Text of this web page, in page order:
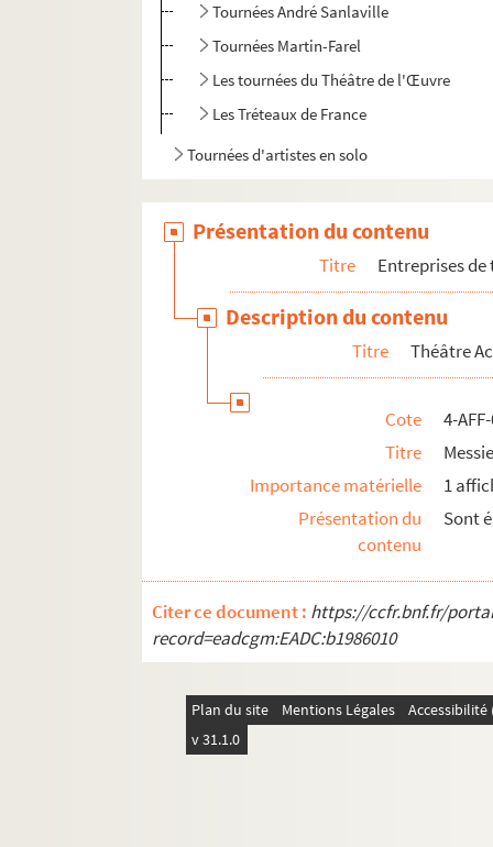
Tournées André Sanlaville
Tournées Martin-Farel
Les tournées du Théâtre de l'Œuvre
Les Tréteaux de France
Tournées d'artistes en solo
Présentation du contenu
Titre Entreprises
Description du contenu
Titre Théâtre
Cote
4-
Titre
Importance matérielle
1
Présentation du
contenu
Sont
Citer ce document : https://ccfr.bnf.fr/
record=eadcgm:EADC:b1986010
Plan du site Mentions Légales
v 31.1.0